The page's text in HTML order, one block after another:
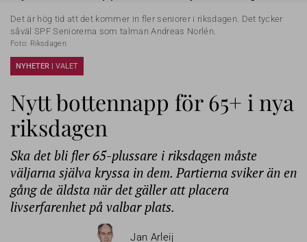
Det är hög tid att det kommer in fler seniorer i riksdagen. Det tycker
såväl SPF Seniorerna som talman Andreas Norlén.
Foto: Riksdagen
NYHETER | VALET
Nytt bottennapp för 65+ i nya
riksdagen
Ska det bli fler 65-plussare i riksdagen måste
väljarna själva kryssa in dem. Partierna sviker än en
gång de äldsta när det gäller att placera
livserfarenhet på valbar plats.
Jan Arleij